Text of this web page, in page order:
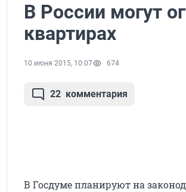
В России могут
квартирах
10 июня 2015, 10:07 674
22 комментария
В Госдуме планируют на